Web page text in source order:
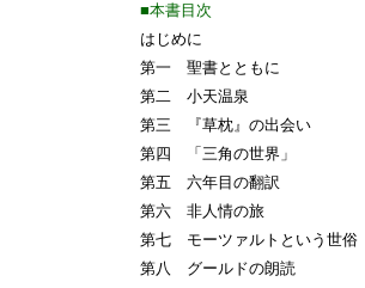
■本書目次
はじめに
第一 聖書とともに
第二 小天温泉
第三 『草枕』の出会い
第四 「三角の世界」
第五 六年目の翻訳
第六 非人情の旅
第七 モーツァルトという世俗
第八 グールドの朗読